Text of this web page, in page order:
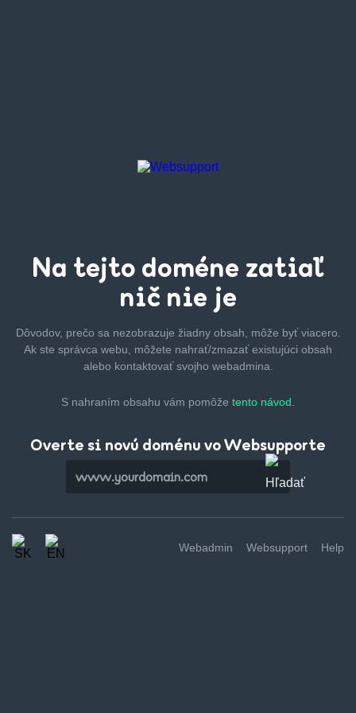
Na tejto doméne zatiaľ
nič nie je
Dôvodov, prečo sa nezobrazuje žiadny obsah, môže byťviacero.
Ak ste správca webu, môžete nahrať/zmazaťexistujúci obsah
alebo kontaktovať svojho webadmina.
S nahraním obsahu vám pomôže tento návod.
Overte si novú doménu vo Websupporte
Webadmin Websupport Help